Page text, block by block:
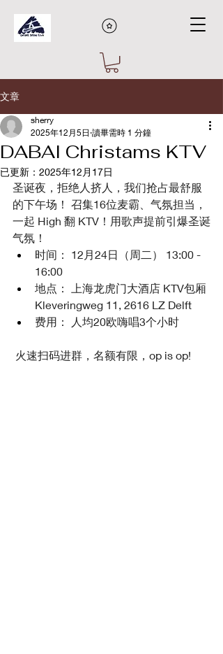
文章
DABAI Christams KTV
sherry
2025年12月5日 讀畢需時 1 分鐘
已更新： 2025年12月17日
圣诞夜，拒绝人挤人，我们抢占最舒服
的下午场！ 召集16位麦霸、气氛担当，
一起 High 翻 KTV！用歌声提前引爆圣诞
气氛！
时间： 12月24日（周二） 13:00 -
16:00
地点： 上海龙虎门大酒店 KTV包厢
Kleveringweg 11, 2616 LZ Delft
费用： 人均20欧嗨唱3个小时
火速扫码进群，名额有限，op is op!